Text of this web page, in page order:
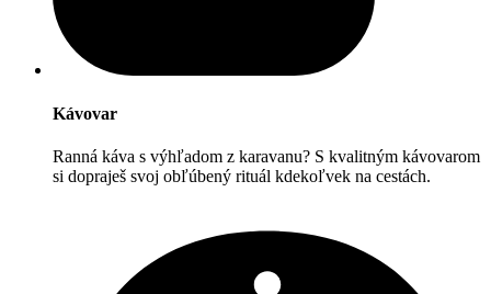
Kávovar
Ranná káva s výhľadom z karavanu? S kvalitným kávovarom
si dopraješ svoj obľúbený rituál kdekoľvek na cestách.